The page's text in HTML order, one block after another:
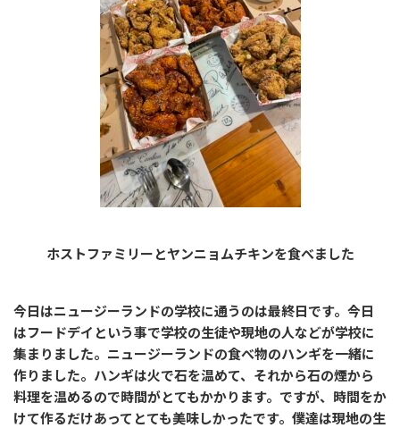
ホストファミリーとヤンニョムチキンを食べました
今日はニュージーランドの学校に通うのは最終日です。今日
はフードデイという事で学校の生徒や現地の人などが学校に
集まりました。ニュージーランドの食べ物のハンギを一緒に
作りました。ハンギは火で石を温めて、それから石の煙から
料理を温めるので時間がとてもかかります。ですが、時間をか
けて作るだけあってとても美味しかったです。僕達は現地の生